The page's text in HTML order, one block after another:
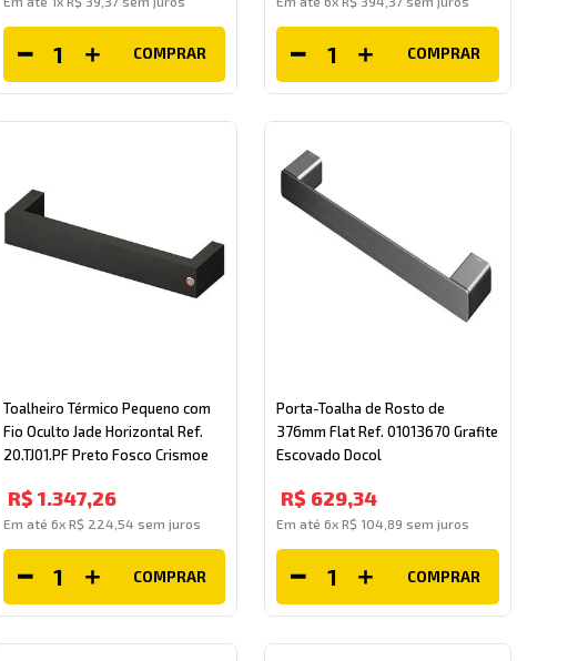
COMPRAR COMPRAR
Toalheiro Térmico Pequeno com
Fio Oculto Jade Horizontal Ref.
20.TJ01.PF Preto Fosco Crismoe
R$ 1.347,26
Em até 6x R$ 224 54 sem juros
COMPRAR
Porta-Toalha de Rosto de
376mm Flat Ref. 01013670 Grafite
Escovado Docol
R$ 629,34
Em até6xR$ 104 89 sem juros
COMPRAR